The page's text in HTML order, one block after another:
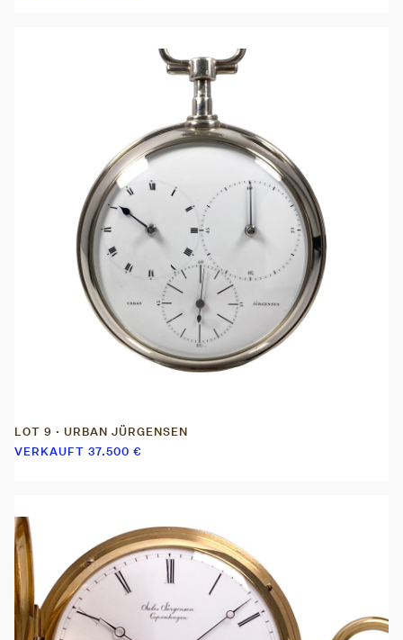
LOT 9 · URBAN JÜRGENSEN
VERKAUFT 37.500 €